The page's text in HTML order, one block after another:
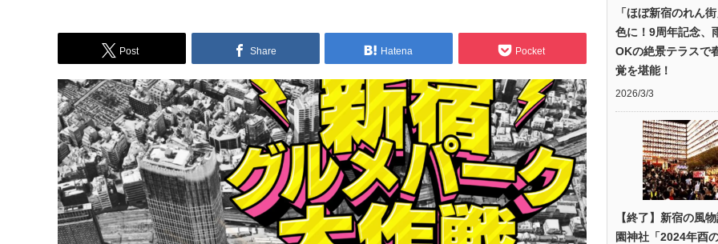
Post Share Hatena Pocket
「ほぼ新宿のれん
色に！9周年記念、
OKの絶景テラスで
覚を堪能！
2026/3/3
【終了】新宿の風
園神社「2024年酉